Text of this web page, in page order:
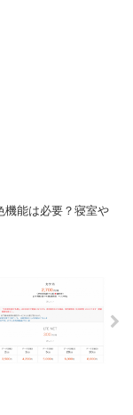
機能は必要？寝室や